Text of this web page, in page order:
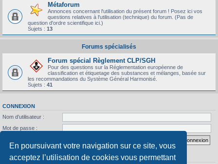
En poursuivant votre navigation sur ce site, vous
acceptez l’utilisation de cookies vous permettant
Métaforum
Annonces concernant l'utilisation du présent forum ! Posez ici vos
questions relatives à l'utilisation (technique) du forum. (Pas de
question d'ordre scientifique ici.)
Sujets : 13
Forums spécialisés
Forum spécial Règlement CLP/SGH
Pour des questions sur la Réglementation européenne de
classification et étiquetage des substances et mélanges, basée sur
les recommandations du Système Général Harmonisé.
Sujets : 41
CONNEXION
Nom d’utilisateur :
Mot de passe :
STATISTIQUES